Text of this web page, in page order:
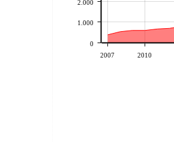
2007 2010
0
1.000
2.000